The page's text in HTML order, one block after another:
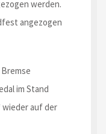
werden.
angezogen
im Stand
wieder auf der